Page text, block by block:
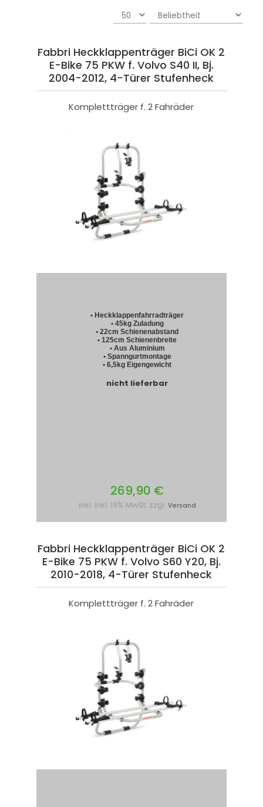
Fabbri Heckklappenträger BiCi OK 2
E-Bike 75 PKW f. Volvo S40 II, Bj.
2004-2012, 4-Türer Stufenheck
Komplettträger f. 2 Fahräder
• Heckklappenfahrradträger
• 45kg Zuladung
• 22cm Schienenabstand
• 125cm Schienenbreite
• Aus Aluminium
• Spanngurtmontage
• 6,5kg Eigengewicht
nicht lieferbar
269,90 €
inkl. inkl. 19% MwSt. zzgl. Versand
Fabbri Heckklappenträger BiCi OK 2
E-Bike 75 PKW f. Volvo S60 Y20, Bj.
2010-2018, 4-Türer Stufenheck
Komplettträger f. 2 Fahräder